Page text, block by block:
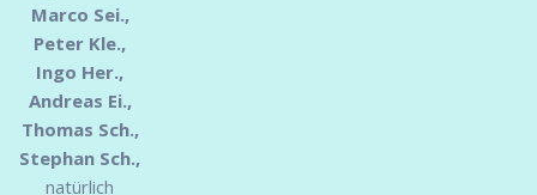
Marco Sei.,
Peter Kle.,
Ingo Her.,
Andreas Ei.,
Thomas Sch.,
Stephan Sch.,
natürlich